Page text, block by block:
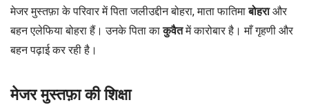
मेजर मुस्तफ़ा के परिवार में पिता जलीउद्दीन बोहरा, माता फातिमाबोहराऔर
बहन एलेफिया बोहरा हैं। उनके पिता काकुवैतमें कारोबार है। माँ गृहणी और
बहन पढ़ाई कर रही है।
मेजर मुस्तफ़ा की शिक्षा